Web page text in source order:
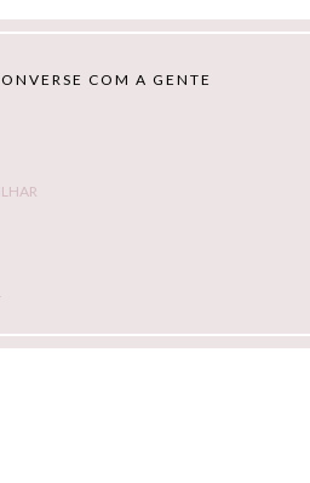
COM A GENTE